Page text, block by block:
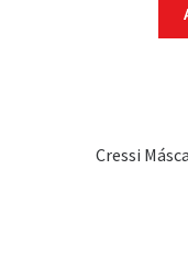
Cressi